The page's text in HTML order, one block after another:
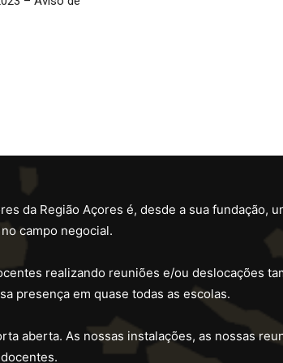
da Região Açores é, desde a sua fundação,
campo negocial.
realizando reuniões e/ou deslocações
presença em quase todas as escolas.
aberta. As nossas instalações, as nossas